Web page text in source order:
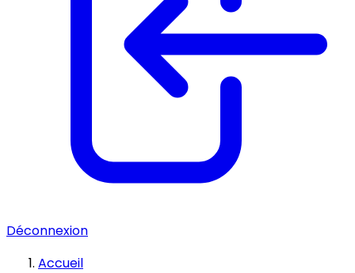
Déconnexion
Accueil